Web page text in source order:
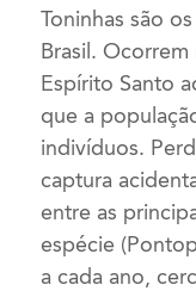
Toninhas são
Brasil.
Espírito Santo
que a
indivíduos.
captura
entre as
espécie
a cada ano,